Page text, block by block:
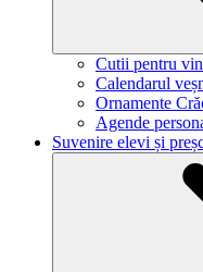
Cutii pentru vin
Calendarul
Ornamente
Agende
Suvenire elevi și